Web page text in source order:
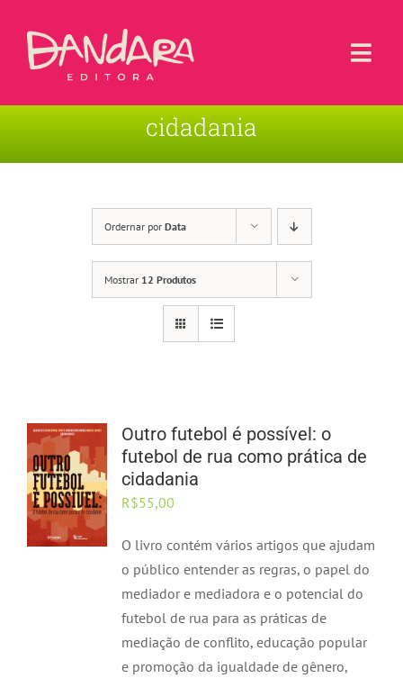
Sobre a Editora
cidadania
Ordernar por Data
Mostrar 12 Produtos
Outro futebol é possível: o
futebol de rua como prática de
cidadania
R$55,00
O livro contém vários artigos que ajudam
o público entender as regras, o papel do
mediador e mediadora e o potencial do
futebol de rua para as práticas de
mediação de conflito, educação popular
e promoção da igualdade de gênero,